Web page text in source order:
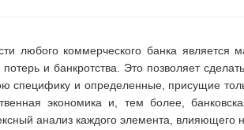
любого коммерческого банка
и банкротства. Это позволяет
специфику и определенные, присущие
экономика и, тем более,
анализ каждого элемента, влияющего